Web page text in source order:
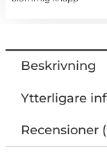
Beskrivning
Ytterligare
Recensioner